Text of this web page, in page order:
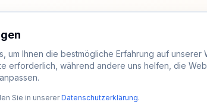
um Ihnen die bestmögliche Erfahrung auf unserer
erforderlich, während andere uns helfen, die
Sie in unserer Datenschutzerklärung.